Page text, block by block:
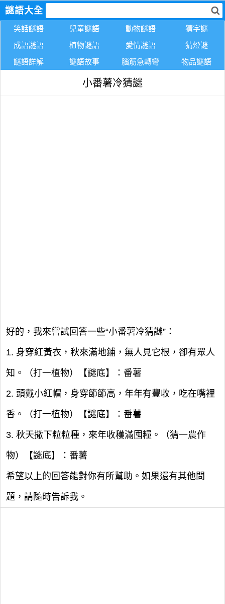
謎語大全
笑話謎語 兒童謎語 動物謎語
猜字謎
成語謎語
植物謎語 愛情謎語
猜燈謎
謎語詳解
謎語故事 腦筋急轉彎 物品謎語
小番薯冷猜謎
好的，我來嘗試回答一些“小番薯冷猜謎”：
1. 身穿紅黃衣，秋來滿地鋪，無人見它根，卻有眾人
知。（打一植物）【謎底】：番薯
2. 頭戴小紅帽，身穿節節高，年年有豐收，吃在嘴裡
香。（打一植物）【謎底】：番薯
3. 秋天撒下粒粒種，來年收穫滿囤糧。（猜一農作
物）【謎底】：番薯
希望以上的回答能對你有所幫助。如果還有其他問
題，請隨時告訴我。